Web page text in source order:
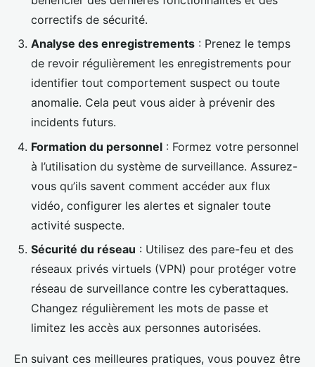
correctifs de sécurité.
Analyse des enregistrements : Prenez le temps
de revoir régulièrement les enregistrements pour
identifier tout comportement suspect ou toute
anomalie. Cela peut vous aider à prévenir des
incidents futurs.
Formation du personnel : Formez votre personnel
à l’utilisation du système de surveillance. Assurez-
vous qu’ils savent comment accéder aux flux
vidéo, configurer les alertes et signaler toute
activité suspecte.
Sécurité du réseau : Utilisez des pare-feu et des
réseaux privés virtuels (VPN) pour protéger votre
réseau de surveillance contre les cyberattaques.
Changez régulièrement les mots de passe et
limitez les accès aux personnes autorisées.
En suivant ces meilleures pratiques, vous pouvez être